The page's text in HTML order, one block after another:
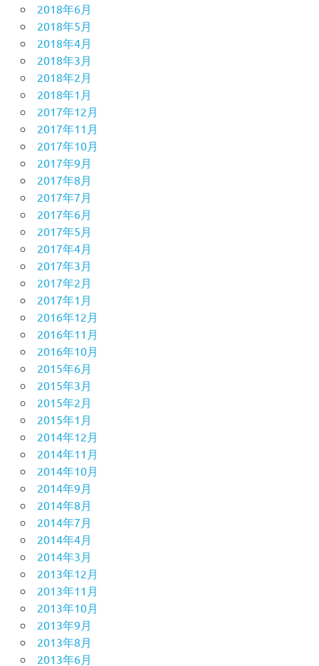
2018年6月
2018年5月
2018年4月
2018年3月
2018年2月
2018年1月
2017年12月
2017年11月
2017年10月
2017年9月
2017年8月
2017年7月
2017年6月
2017年5月
2017年4月
2017年3月
2017年2月
2017年1月
2016年12月
2016年11月
2016年10月
2015年6月
2015年3月
2015年2月
2015年1月
2014年12月
2014年11月
2014年10月
2014年9月
2014年8月
2014年7月
2014年4月
2014年3月
2013年12月
2013年11月
2013年10月
2013年9月
2013年8月
2013年6月